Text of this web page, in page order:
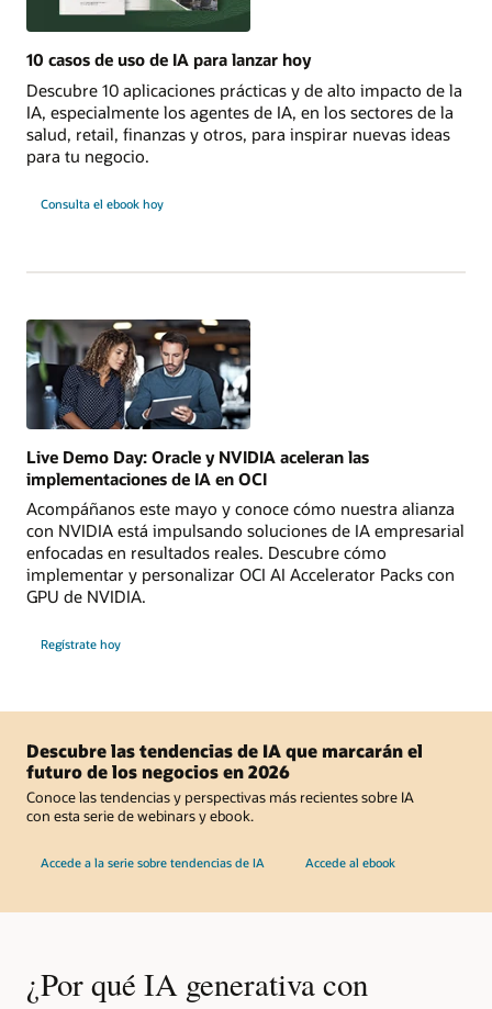
10 casos de uso de IA para lanzar hoy
Descubre 10 aplicaciones prácticas y de alto impacto de la
IA, especialmente los agentes de IA, en los sectores de la
salud, retail, finanzas y otros, para inspirar nuevas ideas
para tu negocio.
Consulta el ebook
casos
para
hoy
Live Demo Day: Oracle y NVIDIA aceleran las
implementaciones de IA en OCI
Acompáñanos este mayo y conoce cómo nuestra alianza
con NVIDIA está impulsando soluciones de IA empresarial
enfocadas en resultados reales. Descubre cómo
implementar y personalizar OCI AI Accelerator Packs con
GPU de NVIDIA.
Regístrate hoy
y
aceleran
las
implementaciones
de
IA
en
Descubre las tendencias de IA que marcarán el
futuro de los negocios en 2026
Conoce las tendencias y perspectivas más recientes sobre IA
con esta serie de webinars y ebook.
Accede a la serie sobre tendencias de IA Accede al ebook
¿Por qué IA generativa con